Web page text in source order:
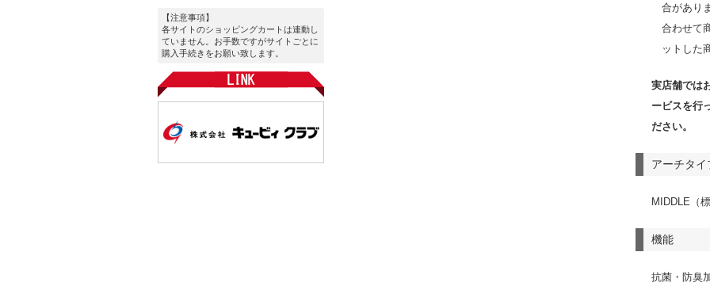
【注意事項】
各サイトのショッピングカートは連動し
ていません。お手数ですがサイトごとに
購入手続きをお願い致します。
合があり
合わせて
ットした
実店舗では
ービスを行
ださい。
アーチタイ
MIDDLE（
機能
抗菌・防臭